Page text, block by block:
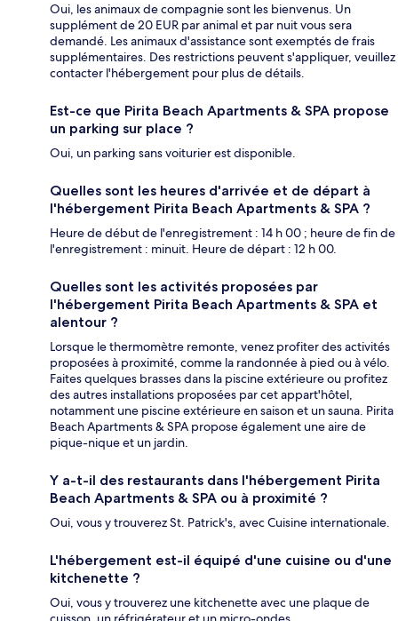
Oui, les animaux de compagnie sont les bienvenus. Un
supplément de 20 EUR par animal et par nuit vous sera
demandé. Les animaux d'assistance sont exemptés de frais
supplémentaires. Des restrictions peuvent s'appliquer, veuillez
contacter l'hébergement pour plus de détails.
Est-ce que Pirita Beach Apartments & SPA propose
un parking sur place ?
Oui, un parking sans voiturier est disponible.
Quelles sont les heures d'arrivée et de départ à
l'hébergement Pirita Beach Apartments & SPA ?
Heure de début de l'enregistrement : 14 h 00 ; heure de fin de
l'enregistrement : minuit. Heure de départ : 12 h 00.
Quelles sont les activités proposées par
l'hébergement Pirita Beach Apartments & SPA et
alentour ?
Lorsque le thermomètre remonte, venez profiter des activités
proposées à proximité, comme la randonnée à pied ou à vélo.
Faites quelques brasses dans la piscine extérieure ou profitez
des autres installations proposées par cet appart'hôtel,
notamment une piscine extérieure en saison et un sauna. Pirita
Beach Apartments & SPA propose également une aire de
pique-nique et un jardin.
Y a-t-il des restaurants dans l'hébergement Pirita
Beach Apartments & SPA ou à proximité ?
Oui, vous y trouverez St. Patrick's, avec Cuisine internationale.
L'hébergement est-il équipé d'une cuisine ou d'une
kitchenette ?
Oui, vous y trouverez une kitchenette avec une plaque de